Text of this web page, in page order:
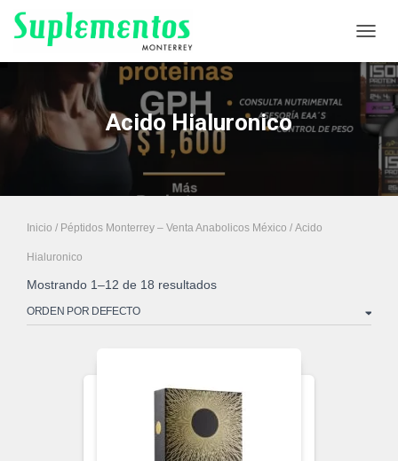
Acido Hialuronico
Inicio / Péptidos Monterrey – Venta Anabolicos México / Acido
Hialuronico
Mostrando 1–12 de 18 resultados